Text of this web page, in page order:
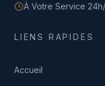
À Votre Service
LIENS RAPIDES
Accueil